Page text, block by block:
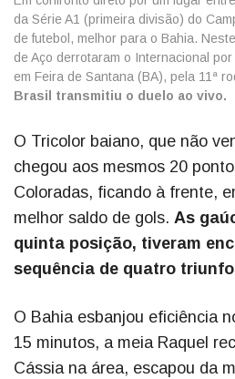
da Série A1 (primeira divisão) do
de futebol, melhor para o Bahia.
de Aço derrotaram o Internacional
em Feira de Santana (BA), pela 11ª
Brasil transmitiu o duelo ao vivo.
O Tricolor baiano, que não
chegou aos mesmos 20
Coloradas, ficando à frente,
melhor saldo de gols. As
quinta posição, tiveram
sequência de quatro
O Bahia esbanjou eficiência
15 minutos, a meia Raquel
Cássia na área, escapou da